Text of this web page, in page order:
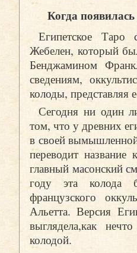
Когда
Египетское
Жебелен, который
Бенджамином
сведениям,
колоды, представляя
Сегодня ни один
том, что у древних
в своей
переводит
главный масонский
году эта колода
французского
Альетта. Версия
выглядела,как
колодой.